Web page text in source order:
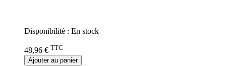
Disponibilité : En stock
48,96 € TTC
Ajouter au panier